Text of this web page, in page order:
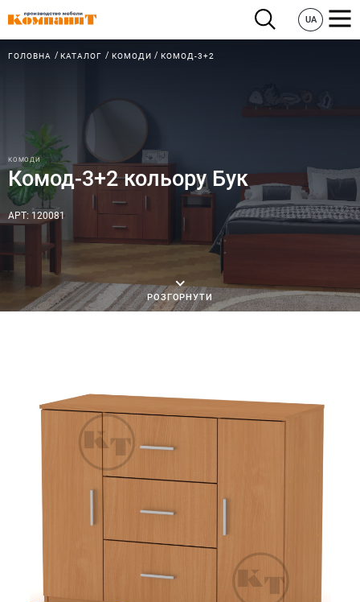
UA
ГОЛОВНА КАТАЛОГ КОМОДИ КОМОД-3+2
КОМОДИ
Комод-3+2 кольору Бук
АРТ: 120081
РОЗГОРНУТИ